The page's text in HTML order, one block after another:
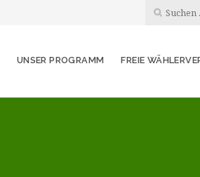
UNSER PROGRAMM FREIE